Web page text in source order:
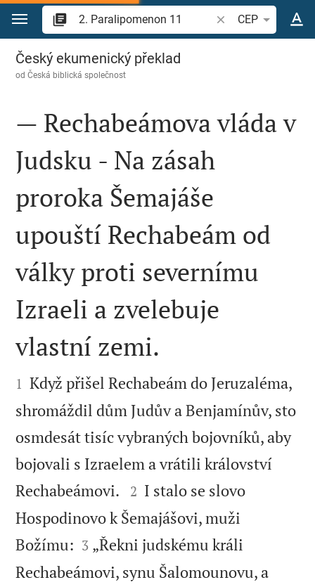
Přejít na obsah
Vyhledat biblický
CEP
2. Paralipomenon 11
Český ekumenický překlad
odČeská biblická společnost

— Rechabeámova vláda v
Judsku - Na zásah
proroka Šemajáše
upouští Rechabeám od
války proti severnímu
Izraeli a zvelebuje
vlastní zemi.

1 Když přišel Rechabeám do Jeruzaléma,
shromáždil dům Judův a Benjamínův, sto
osmdesát tisíc vybraných bojovníků, aby
bojovali s Izraelem a vrátili království
Rechabeámovi. 

2 I stalo se slovo
Hospodinovo k Šemajášovi, muži
Božímu: 

3 „Řekni judskému králi
Rechabeámovi, synu Šalomounovu, a